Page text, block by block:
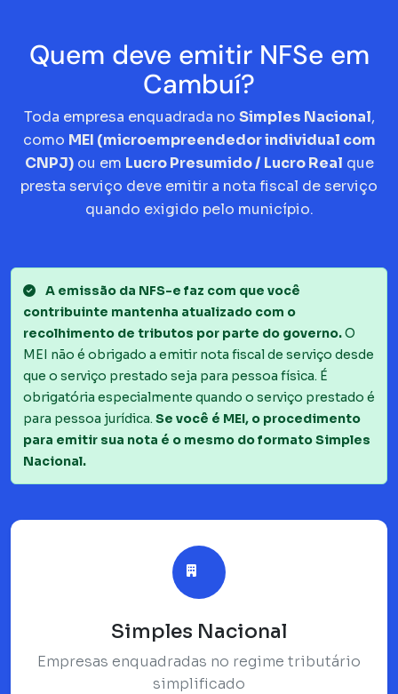
Quem deve emitir NFSe em
Cambuí?
Toda empresa enquadrada no Simples Nacional,
como MEI (microempreendedor individual com
CNPJ)ou em Lucro Presumido / Lucro Real que
presta serviço deve emitir a nota fiscal de serviço
quando exigido pelo município.
A emissão da NFS-e faz com que você
contribuinte mantenha atualizado com o
recolhimento de tributos por parte do governo.O
MEI não é obrigado a emitir nota fiscal de serviço desde
que o serviço prestado seja para pessoa física. É
obrigatória especialmente quando o serviço prestado é
para pessoa jurídica. Se você é MEI, o procedimento
para emitir sua nota é o mesmo do formato Simples
Nacional.
Simples Nacional
Empresas enquadradas no regime tributário
simplificado